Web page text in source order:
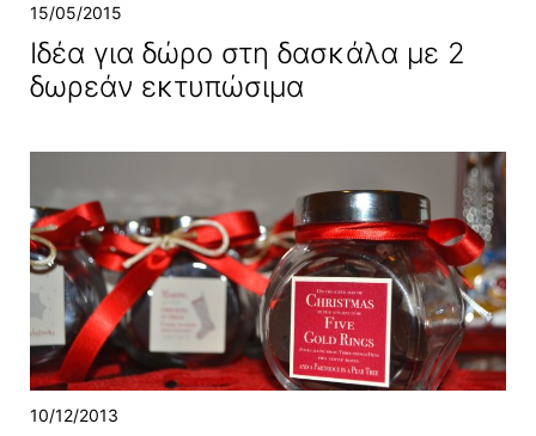
15/05/2015
Ιδέα για δώρο στη δασκάλα με 2
δωρεάν εκτυπώσιμα
10/12/2013